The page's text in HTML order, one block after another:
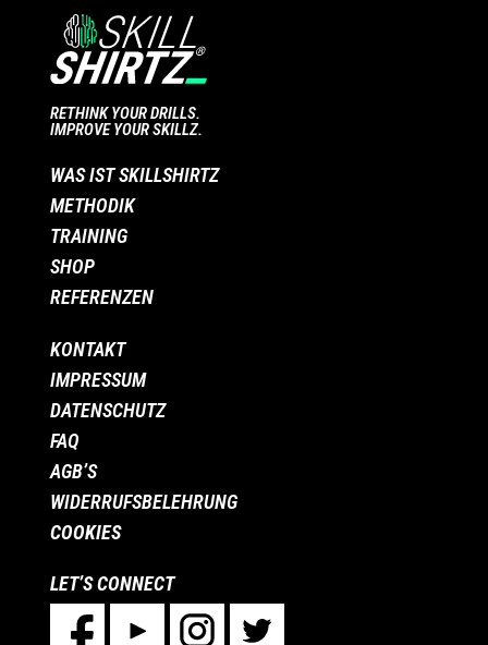
RETHINK YOUR DRILLS.
IMPROVE YOUR SKILLZ.
WAS IST SKILLSHIRTZ
METHODIK
TRAINING
SHOP
REFERENZEN
KONTAKT
IMPRESSUM
DATENSCHUTZ
FAQ
AGB’S
WIDERRUFSBELEHRUNG
COOKIES
LET’S CONNECT